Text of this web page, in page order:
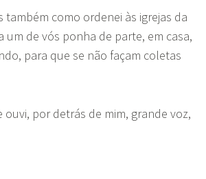
como ordenei às igrejas da
um de vós ponha de parte, em casa,
para que se não façam coletas
por detrás de mim, grande voz,